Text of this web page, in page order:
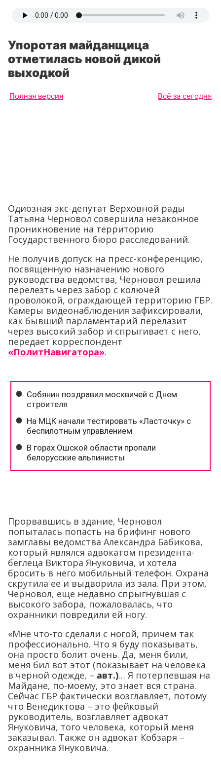
Упоротая майданщица
отметилась новой дикой
выходкой
Полная версия Всё за сегодня
Одиозная экс-депутат Верховной рады
Татьяна Черновол совершила незаконное
проникновение на территорию
Государственного бюро расследований.
Не получив допуск на пресс-конференцию,
посвященную назначению нового
руководства ведомства, Черновол решила
перелезть через забор с колючей
проволокой, ограждающей территорию ГБР.
Камеры видеонаблюдения зафиксировали,
как бывший парламентарий перелазит
через высокий забор и спрыгивает с него,
передает корреспондент
«ПолитНавигатора».
Прорвавшись в здание, Черновол
попыталась попасть на брифинг нового
замглавы ведомства Александра Бабикова,
который являлся адвокатом президента-
беглеца Виктора Януковича, и хотела
бросить в него мобильный телефон. Охрана
скрутила ее и выдворила из зала. При этом,
Черновол, еще недавно спрыгнувшая с
высокого забора, пожаловалась, что
охранники повредили ей ногу.
«Мне что-то сделали с ногой, причем так
профессионально. Что я буду показывать,
она просто болит очень. Да, меня били,
меня бил вот этот (показывает на человека
в черной одежде, – авт.)… Я потерпевшая на
Майдане, по-моему, это знает вся страна.
Сейчас ГБР фактически возглавляет, потому
что Венедиктова – это фейковый
руководитель, возглавляет адвокат
Януковича, того человека, который меня
заказывал. Также он адвокат Кобзаря –
охранника Януковича.